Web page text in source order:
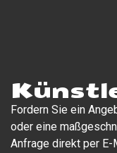
Fordern Sie ein
oder eine
Anfrage direkt per E-